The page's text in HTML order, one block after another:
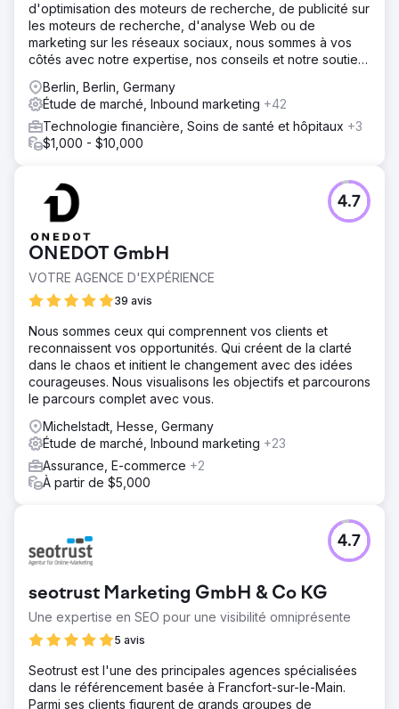
d'optimisation des moteurs de recherche, de publicité sur
les moteurs de recherche, d'analyse Web ou de
marketing sur les réseaux sociaux, nous sommes à vos
côtés avec notre expertise, nos conseils et notre soutien
Berlin, Berlin, Germany
Étude de marché, Inbound marketing +42
Technologie financière, Soins de santé et hôpitaux +3
$1,000 - $10,000
ONEDOT GmbH
VOTRE AGENCE D'EXPÉRIENCE
39 avis
4.7
Nous sommes ceux qui comprennent vos clients et
reconnaissent vos opportunités. Qui créent de la clarté
dans le chaos et initient le changement avec des idées
courageuses. Nous visualisons les objectifs et parcourons
le parcours complet avec vous.
Michelstadt, Hesse, Germany
Étude de marché, Inbound marketing +23
Assurance, E-commerce +2
À partir de $5,000
seotrust Marketing GmbH & Co KG
Une expertise en SEO pour une visibilité omniprésente
5 avis
4.7
Seotrust est l'une des principales agences spécialisées
dans le référencement basée à Francfort-sur-le-Main.
Parmi ses clients figurent de grands groupes de